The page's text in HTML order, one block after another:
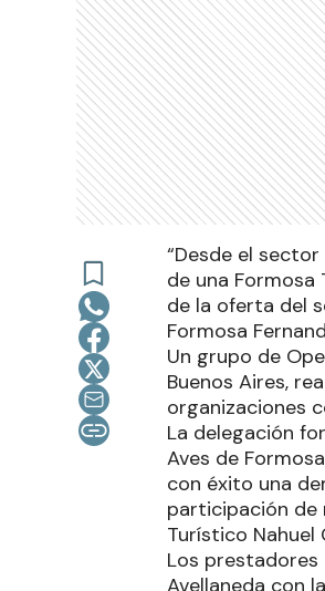
“Desde el
de una
de la oferta del
Formosa
Un grupo de
Buenos Aires,
organizaciones
La delegación
Aves de
con éxito una
participación de
Turístico Nahuel
Los
Avellaneda con